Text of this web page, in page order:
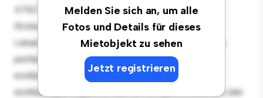
Melden Sie sich an, um alle
Fotos und Details für dieses
Mietobjekt zu sehen
Jetzt registrieren
47167, Duisburg! Diese moderne 2 Schlafzimmer-
Wohnung bietet einen stilvollen und gemütlichen
Lebensraum. Die offene Raumaufteilung eignet sich
perfekt für Gäste, und die elegante Küche ist mit
erstklassigen Geräten ausgestattet. Dank der
erstklassigen Lage sind Sie nur wenige Schritte von den